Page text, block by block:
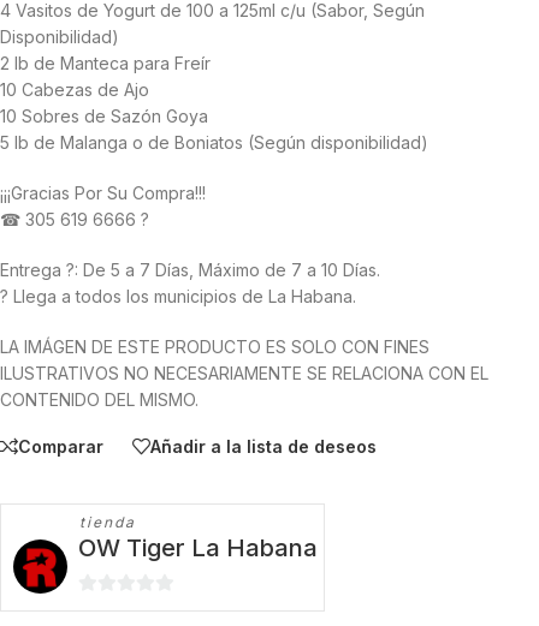
4 Vasitos de Yogurt de 100 a 125ml c/u (Sabor, Según
Disponibilidad)
2 lb de Manteca para Freír
10 Cabezas de Ajo
10 Sobres de Sazón Goya
5 lb de Malanga o de Boniatos (Según disponibilidad)
¡¡¡Gracias Por Su Compra!!!
☎ 305 619 6666 ?
Entrega ?: De 5 a 7 Días, Máximo de 7 a 10 Días.
? Llega a todos los municipios de La Habana.
LA IMÁGEN DE ESTE PRODUCTO ES SOLO CON FINES
ILUSTRATIVOS NO NECESARIAMENTE SE RELACIONA CON EL
CONTENIDO DEL MISMO.
Comparar Añadir a la lista de deseos
tienda
OW Tiger La Habana
0